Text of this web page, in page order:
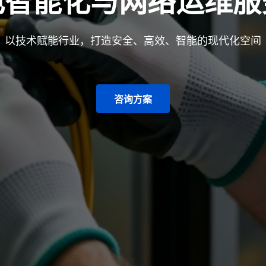
以技术赋能行业，打造安全、高效、智能的现代化空间
咨询方案